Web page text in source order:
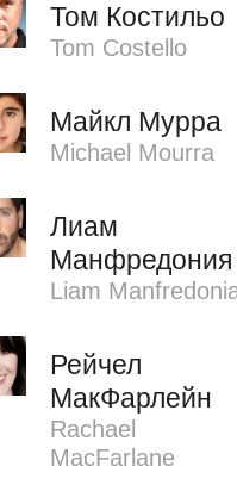
Том Костильо
Tom Costello
Майкл Мурра
Michael Mourra
Лиам
Манфредония
Liam
Рейчел
МакФарлейн
Rachael
MacFarlane